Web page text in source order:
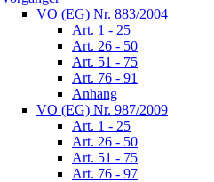
VO (EG) Nr. 883/2004
Art. 1 - 25
Art. 26 - 50
Art. 51 - 75
Art. 76 - 91
Anhang
VO (EG) Nr. 987/2009
Art. 1 - 25
Art. 26 - 50
Art. 51 - 75
Art. 76 - 97